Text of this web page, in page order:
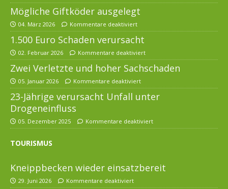
Mögliche Giftköder ausgelegt
04. März 2026 Kommentare deaktiviert
1.500 Euro Schaden verursacht
02. Februar 2026 Kommentare deaktiviert
Zwei Verletzte und hoher Sachschaden
05. Januar 2026 Kommentare deaktiviert
23-Jährige verursacht Unfall unter
Drogeneinfluss
05. Dezember 2025 Kommentare deaktiviert
TOURISMUS
Kneippbecken wieder einsatzbereit
29. Juni 2026 Kommentare deaktiviert